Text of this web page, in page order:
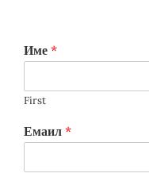
Име *
First
Емаил *